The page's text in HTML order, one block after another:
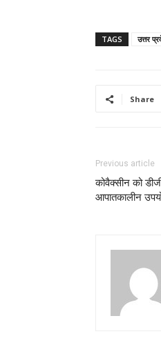
TAGS उत्तर
Share
Previous article
कोवैक्सीन को
आपातकालीन